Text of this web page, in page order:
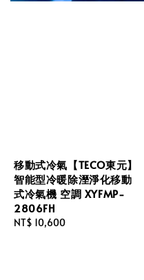
移動式冷氣【TECO東元】
智能型冷暖除溼淨化移動
式冷氣機 空調 XYFMP-
2806FH
Regular
NT$ 10,600